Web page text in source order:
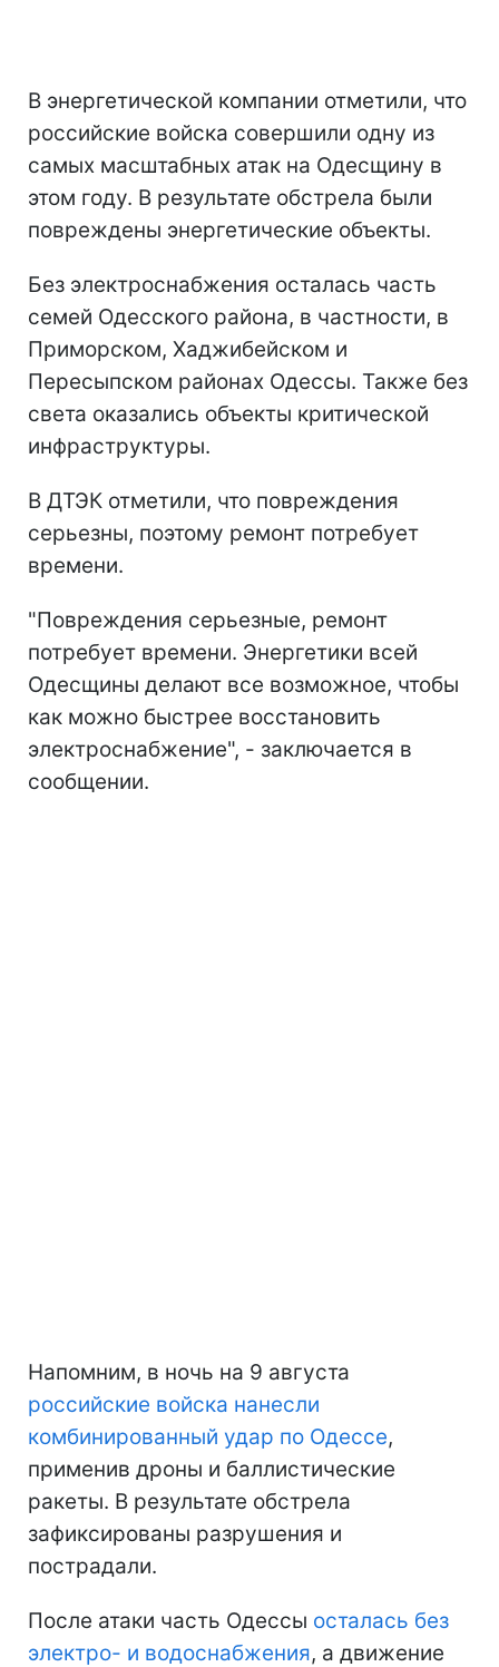
В энергетической компании отметили, что
российские войска совершили одну из
самых масштабных атак на Одесщину в
этом году. В результате обстрела были
повреждены энергетические объекты.
Без электроснабжения осталась часть
семей Одесского района, в частности, в
Приморском, Хаджибейском и
Пересыпском районах Одессы. Также без
света оказались объекты критической
инфраструктуры.
В ДТЭК отметили, что повреждения
серьезны, поэтому ремонт потребует
времени.
"Повреждения серьезные, ремонт
потребует времени. Энергетики всей
Одесщины делают все возможное, чтобы
как можно быстрее восстановить
электроснабжение", - заключается в
сообщении.
Напомним, в ночь на 9 августа
российские войска нанесли
комбинированный удар по Одессе,
применив дроны и баллистические
ракеты. В результате обстрела
зафиксированы разрушения и
пострадали.
После атаки часть Одессы осталась без
электро- и водоснабжения, а движение